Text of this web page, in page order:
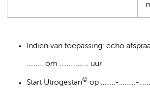
Indien van toepassing: echo
….….. om ……………. uur
Start Utrogestan© op ……..-….…..-